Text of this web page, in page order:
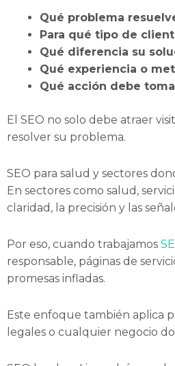
Qué problema
Para qué tipo de
Qué diferencia su
Qué experiencia o
Qué acción debe
El SEO no solo debe atraer
resolver su problema.
SEO para salud y sectores
En sectores como salud,
claridad, la precisión y las
Por eso, cuando trabajamos
responsable, páginas de
promesas infladas.
Este enfoque también aplica
legales o cualquier negocio